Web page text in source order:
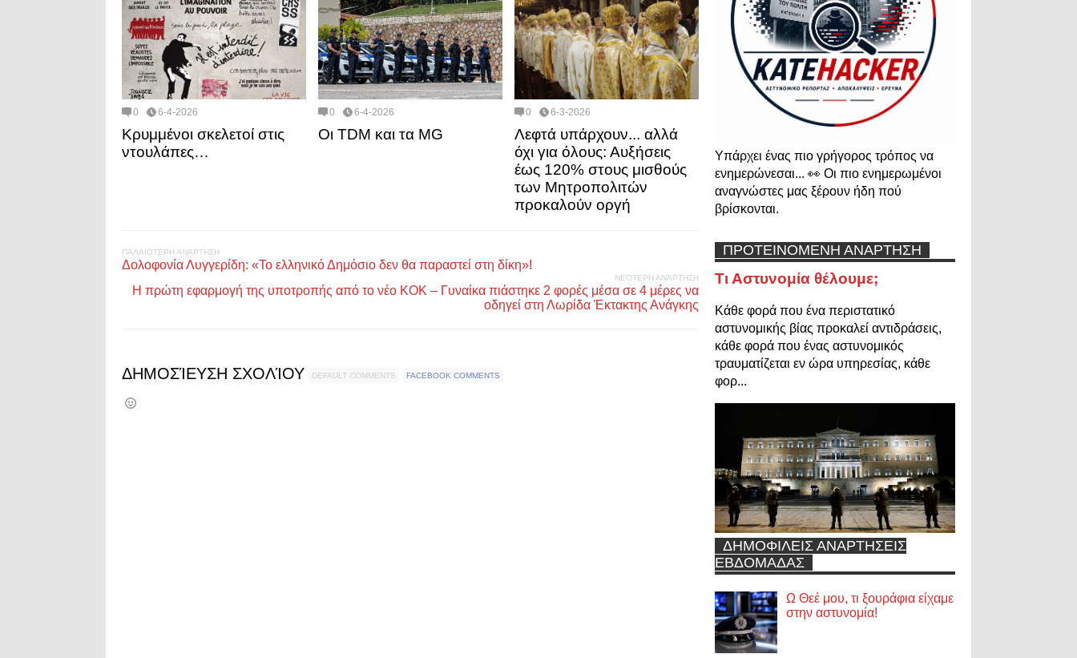
0 6-4-2026
Κρυμμένοι σκελετοί στις
ντουλάπες…
0 6-4-2026
Οι TDM και τα MG
0 6-3-2026
Λεφτά υπάρχουν... αλλά
όχι για όλους: Αυξήσεις
έως 120% στους μισθούς
των Μητροπολιτών
προκαλούν οργή
ΠΑΛΑΙΌΤΕΡΗ ΑΝΆΡΤΗΣΗ
Δολοφονία Λυγγερίδη: «Το ελληνικό Δημόσιο δεν θα παραστεί στη δίκη»!
ΝΕΌΤΕΡΗ ΑΝΆΡΤΗΣΗ
Η πρώτη εφαρμογή της υποτροπής από το νέο ΚΟΚ – Γυναίκα πιάστηκε 2 φορές μέσα σε 4 μέρες να
οδηγεί στη Λωρίδα Έκτακτης Ανάγκης
ΔΗΜΟΣΊΕΥΣΗ ΣΧΟΛΊΟΥ DEFAULT COMMENTS FACEBOOK COMMENTS
Υπάρχει ένας πιο γρήγορος τρόπος να
ενημερώνεσαι... 👀 Οι πιο ενημερωμένοι
αναγνώστες μας ξέρουν ήδη πού
βρίσκονται.
ΠΡΟΤΕΙΝΟΜΕΝΗ ΑΝΑΡΤΗΣΗ
Τι Αστυνομία θέλουμε;
Κάθε φορά που ένα περιστατικό
αστυνομικής βίας προκαλεί αντιδράσεις,
κάθε φορά που ένας αστυνομικός
τραυματίζεται εν ώρα υπηρεσίας, κάθε
φορ...
ΔΗΜΟΦΙΛΕΙΣ ΑΝΑΡΤΗΣΕΙΣ
ΕΒΔΟΜΑΔΑΣ
Ω Θεέ μου, τι ξουράφια είχαμε
στην αστυνομία!